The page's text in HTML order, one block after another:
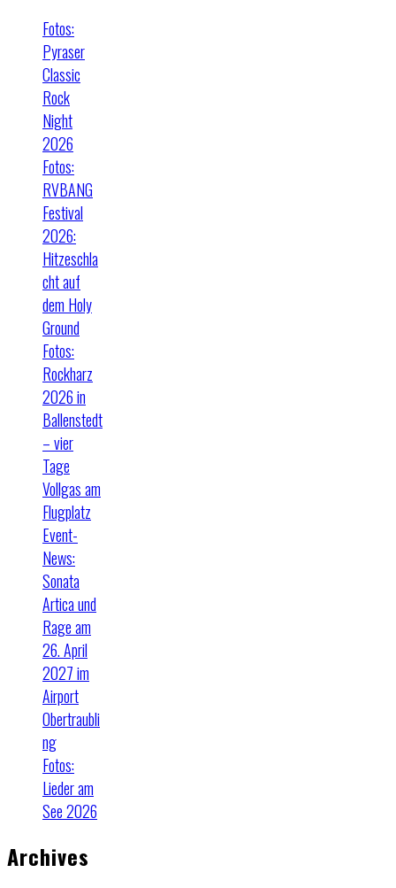
Fotos:
Pyraser
Classic
Rock
Night
2026
Fotos:
RVBANG
Festival
2026:
Hitzeschla
cht auf
dem Holy
Ground
Fotos:
Rockharz
2026 in
Ballenstedt
– vier
Tage
Vollgas am
Flugplatz
Event-
News:
Sonata
Artica und
Rage am
26. April
2027 im
Airport
Obertraubli
ng
Fotos:
Lieder am
See 2026
Archives